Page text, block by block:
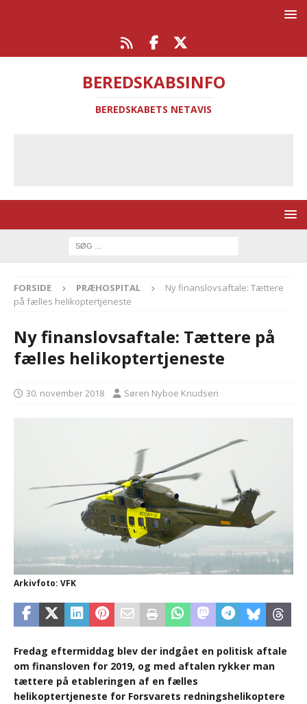
BEREDSKABSINFO
BEREDSKABETS NETAVIS
FORSIDE PRÆHOSPITAL
Ny finanslovsaftale: Tættere
på fælles helikoptertjeneste
Ny finanslovsaftale: Tættere på
fælles helikoptertjeneste
30. november 2018 Søren Nyboe Knudsen
Arkivfoto: VFK
Fredag eftermiddag blev der indgået en politisk aftale
om finansloven for 2019, og med aftalen rykker man
tættere på etableringen af en fælles
helikoptertjeneste for Forsvarets redningshelikoptere